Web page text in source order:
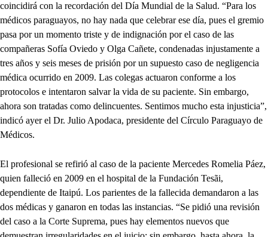
coincidirá con la recordación del Día Mundial de la Salud. “Para los
médicos paraguayos, no hay nada que celebrar ese día, pues el gremio
pasa por un momento triste y de indignación por el caso de las
compañeras Sofía Oviedo y Olga Cañete, condenadas injustamente a
tres años y seis meses de prisión por un supuesto caso de negligencia
médica ocurrido en 2009. Las colegas actuaron conforme a los
protocolos e intentaron salvar la vida de su paciente. Sin embargo,
ahora son tratadas como delincuentes. Sentimos mucho esta injusticia”,
indicó ayer el Dr. Julio Apodaca, presidente del Círculo Paraguayo de
Médicos.
El profesional se refirió al caso de la paciente Mercedes Romelia Páez,
quien falleció en 2009 en el hospital de la Fundación Tesãi,
dependiente de Itaipú. Los parientes de la fallecida demandaron a las
dos médicas y ganaron en todas las instancias. “Se pidió una revisión
del caso a la Corte Suprema, pues hay elementos nuevos que